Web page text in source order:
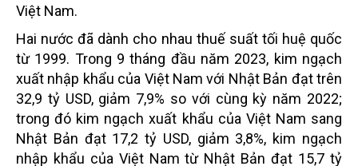
Việt Nam.
Hai nước đã dành cho nhau thuế suất tối huệ quốc
từ 1999. Trong 9 tháng đầu năm 2023, kim ngạch
xuất nhập khẩu của Việt Nam với Nhật Bản đạt trên
32,9 tỷ USD, giảm 7,9% so với cùng kỳ năm 2022;
trong đó kim ngạch xuất khẩu của Việt Nam sang
Nhật Bản đạt 17,2 tỷ USD, giảm 3,8%, kim ngạch
nhập khẩu của Việt Nam từ Nhật Bản đạt 15,7 tỷ